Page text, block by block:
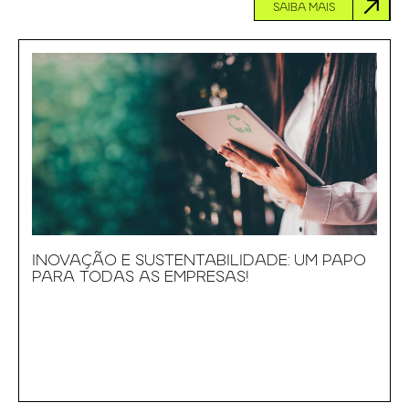
SAIBA MAIS
INOVAÇÃO E SUSTENTABILIDADE: UM PAPO
PARA TODAS AS EMPRESAS!